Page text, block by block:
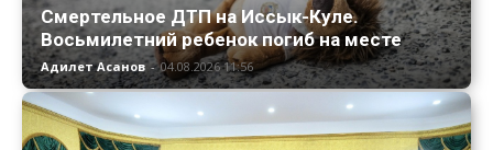
Смертельное ДТП на Иссык-Куле.
Восьмилетний ребенок погиб на месте
Адилет Асанов - 04.08.2026 11:56